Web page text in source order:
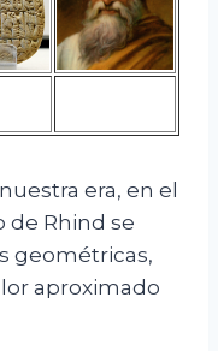
era, en el
de Rhind se
geométricas,
aproximado